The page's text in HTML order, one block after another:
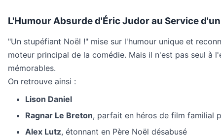
L'Humour Absurde d'Éric Judor au Service
"Un stupéfiant Noël !" mise sur l'humour unique et
moteur principal de la comédie. Mais il n'est pas seul à
mémorables.
On retrouve ainsi :
Lison Daniel
Ragnar Le Breton, parfait en héros de film familial
Alex Lutz, étonnant en Père Noël désabusé